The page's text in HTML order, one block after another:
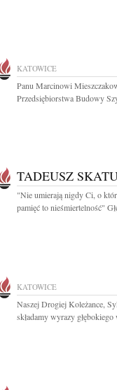
KATOWICE
Panu Marcinowi
Przedsiębiorstwa Budowy
TADEUSZ
"Nie umierają nigdy Ci, o
pamięć to nieśmiertelność"
KATOWICE
Naszej Drogiej Koleżance,
składamy wyrazy głębokiego